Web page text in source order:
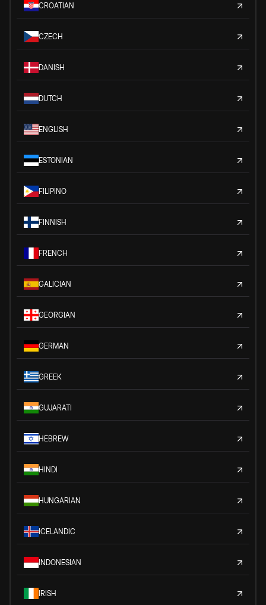
CROATIAN
CZECH
DANISH
DUTCH
ENGLISH
ESTONIAN
FILIPINO
FINNISH
FRENCH
GALICIAN
GEORGIAN
GERMAN
GREEK
GUJARATI
HEBREW
HINDI
HUNGARIAN
ICELANDIC
INDONESIAN
IRISH